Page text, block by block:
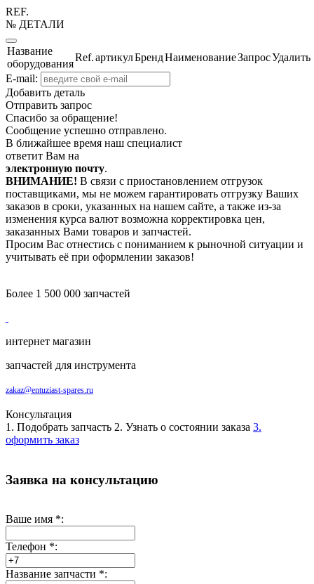
REF.
№ ДЕТАЛИ
Название
оборудования
Ref.артикулБрендНаименованиеЗапросУдалить
E-mail:
Добавить деталь
Отправить запрос
Спасибо за обращение!
Сообщение успешно отправлено.
В ближайшее время наш специалист
ответит Вам на
электронную почту.
ВНИМАНИЕ! В связи с приостановлением отгрузок
поставщиками, мы не можем гарантировать отгрузку Ваших
заказов в сроки, указанных на нашем сайте, а также из-за
изменения курса валют возможна корректировка цен,
заказанных Вами товаров и запчастей.
Просим Вас отнестись с пониманием к рыночной ситуации и
учитывать её при оформлении заказов!
Более 1 500 000 запчастей
интернет магазин
запчастей для инструмента
zakaz@entuziast-spares.ru
Консультация
1. Подобрать запчасть 2. Узнать о состоянии заказа 3.
оформить заказ
Заявка на консультацию
Ваше имя *:
Телефон *:
Название запчасти *: